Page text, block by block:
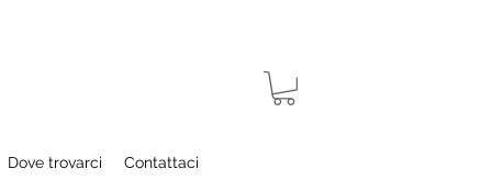
Dove trovarci Contattaci